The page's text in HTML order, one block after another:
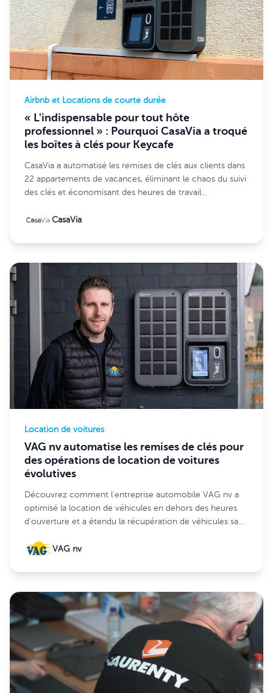
Airbnb et Locations de courte durée
« L'indispensable pour tout hôte
professionnel » : Pourquoi CasaVia a troqué
les boîtes à clés pour Keycafe
CasaVia a automatisé les remises de clés aux clients dans
22 appartements de vacances, éliminant le chaos du suivi
des clés et économisant des heures de travail
CasaVia
Location de voitures
VAG nv automatise les remises de clés pour
des opérations de location de voitures
évolutives
Découvrez comment l'entreprise automobile VAG nv a
optimisé la location de véhicules en dehors des heures
d'ouverture et a étendu la récupération de véhicules sans
VAG nv